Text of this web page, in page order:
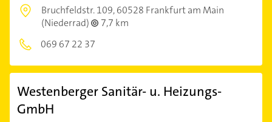
Bruchfeldstr. 109,60528 Frankfurt am Main
(Niederrad)
7,7 km
069 67 22 37
Westenberger Sanitär- u. Heizungs-
GmbH